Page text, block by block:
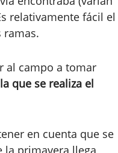
relativamente fácil el
ramas.
al campo a tomar
que se realiza el
en cuenta que se